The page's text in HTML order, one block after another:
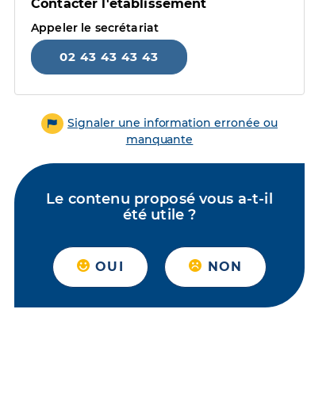
Contacter l'établissement
Appeler le secrétariat
02 43 43 43 43
Signaler une information erronée ou
manquante
Le contenu proposé vous a-t-il
été utile ?
OUI NON